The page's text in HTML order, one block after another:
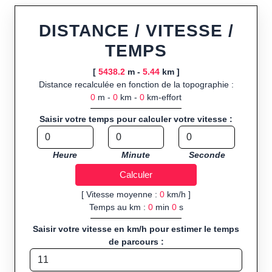
ou import de fichier GPX, calcul instantané de la distance
profil d’élévation avec options de lissage, export en trace GPX,
route GPX, KML (plat ou relief) et TCX, ainsi que calculs
Public cible :strong> sportifs de loisir et compétiteurs
préparant entraînements et parcours, organisateurs
d’événements partageant leurs itinéraires, et utilisateurs de
GPS souhaitant charger leurs trajets à l’avance.
Sports et activités disponibles :Footing (jogging), course à
pied, cyclisme (vélo), VTT, randonnée, roller et équitation.
DISTANCE / VITESSE /
TEMPS
[ 5438.2m - 5.44km ]
Distance recalculée en fonction de la topographie :
0 m - 0 km - 0 km-effort
Saisir votre temps pour calculer votre vitesse :
Heure Minute Seconde
[ Vitesse moyenne : 0 km/h ]
Temps au km : 0min 0s
Saisir votre vitesse en km/h pour estimer le temps
de parcours :